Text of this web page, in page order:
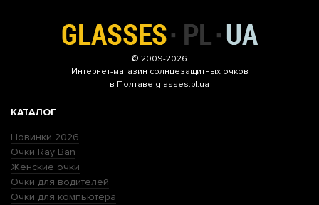
© 2009-2026
Интернет-магазин солнцезащитных очков
в Полтаве glasses.pl.ua
КАТАЛОГ
Новинки 2026
Очки Ray Ban
Женские очки
Очки для водителей
Очки для компьютера